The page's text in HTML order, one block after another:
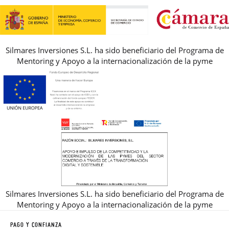
REBAJAS
Silmares Inversiones S.L. ha sido beneficiario del Programa de
Mentoring y Apoyo a la internacionalización de la pyme
Silmares Inversiones S.L. ha sido beneficiario del Programa de
Mentoring y Apoyo a la internacionalización de la pyme
PAGO Y CONFIANZA